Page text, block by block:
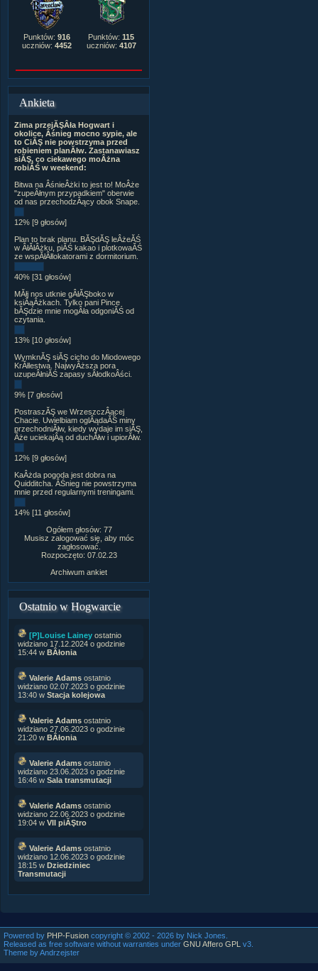
Punktów: 916
uczniów: 4452
Punktów: 115
uczniów: 4107
Ankieta
Zima przejĂŞÂła Hogwart i
okolice, Âśnieg mocno sypie, ale
to CiĂŞ nie powstrzyma przed
robieniem planĂłw. Zastanawiasz
siĂŞ, co ciekawego moÂżna
robiĂŚ w weekend:
Bitwa na ÂśnieÂżki to jest to! MoÂże
"zupeÂłnym przypadkiem" oberwie
od nas przechodzÂący obok Snape.
12% [9 głosów]
Plan to brak planu. BĂŞdĂŞ leÂżeĂŚ
w ÂłĂłÂżku, piĂŚ kakao i plotkowaĂŚ
ze wspĂłÂłlokatorami z dormitorium.
40% [31 głosów]
MĂłj nos utknie gÂłĂŞboko w
ksiÂąÂżkach. Tylko pani Pince
bĂŞdzie mnie mogÂła odgoniĂŚ od
czytania.
13% [10 głosów]
WymknĂŞ siĂŞ cicho do Miodowego
KrĂłlestwa. NajwyÂższa pora
uzupeÂłniĂŚ zapasy sÂłodkoÂści.
9% [7 głosów]
PostraszĂŞ we WrzeszczÂącej
Chacie. Uwielbiam oglÂądaĂŚ miny
przechodniĂłw, kiedy wydaje im siĂŞ,
Âże uciekajÂą od duchĂłw i upiorĂłw.
12% [9 głosów]
KaÂżda pogoda jest dobra na
Quidditcha. ÂŚnieg nie powstrzyma
mnie przed regularnymi treningami.
14% [11 głosów]
Ogółem głosów: 77
Musisz zalogować się, aby móc
zagłosować.
Rozpoczęto: 07.02.23
Archiwum ankiet
Ostatnio w Hogwarcie
[P]Louise Lainey ostatnio
widziano 17.12.2024 o godzinie
15:44 w BÂłonia
Valerie Adams ostatnio
widziano 02.07.2023 o godzinie
13:40 w Stacja kolejowa
Valerie Adams ostatnio
widziano 27.06.2023 o godzinie
21:20 w BÂłonia
Valerie Adams ostatnio
widziano 23.06.2023 o godzinie
16:46 w Sala transmutacji
Valerie Adams ostatnio
widziano 22.06.2023 o godzinie
19:04 w VII piĂŞtro
Valerie Adams ostatnio
widziano 12.06.2023 o godzinie
18:15 w Dziedziniec
Transmutacji
Powered by PHP-Fusion copyright © 2002 - 2026 by Nick Jones.
Released as free software without warranties under GNU Affero GPL
v3.
Theme by Andrzejster